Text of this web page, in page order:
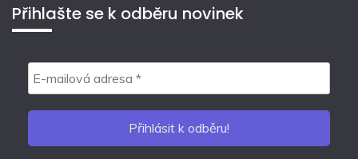
Přihlašte se k odběru novinek